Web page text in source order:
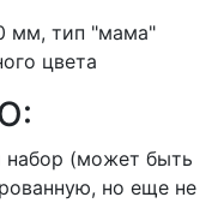
мм, тип "мама"
цвета
набор (может быть
но еще не